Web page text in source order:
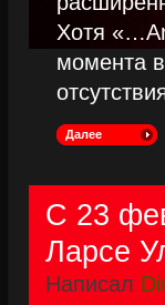
Хотя
момента
Далее
С 23
Ларсе
Написал